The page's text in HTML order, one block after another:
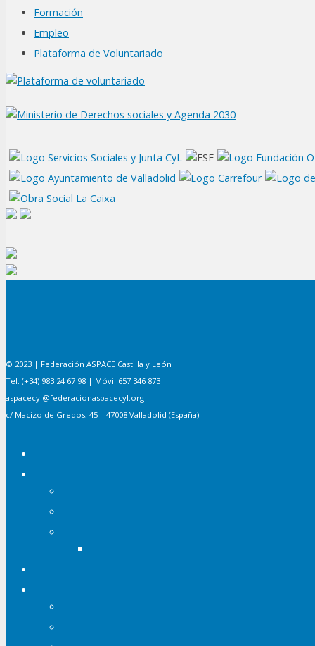
Formación
Empleo
Plataforma de Voluntariado
© 2023 | Federación ASPACE Castilla y León
Tel. (+34) 983 24 67 98 | Móvil 657 346 873
aspacecyl@federacionaspacecyl.org
c/ Macizo de Gredos, 45 – 47008 Valladolid (España).